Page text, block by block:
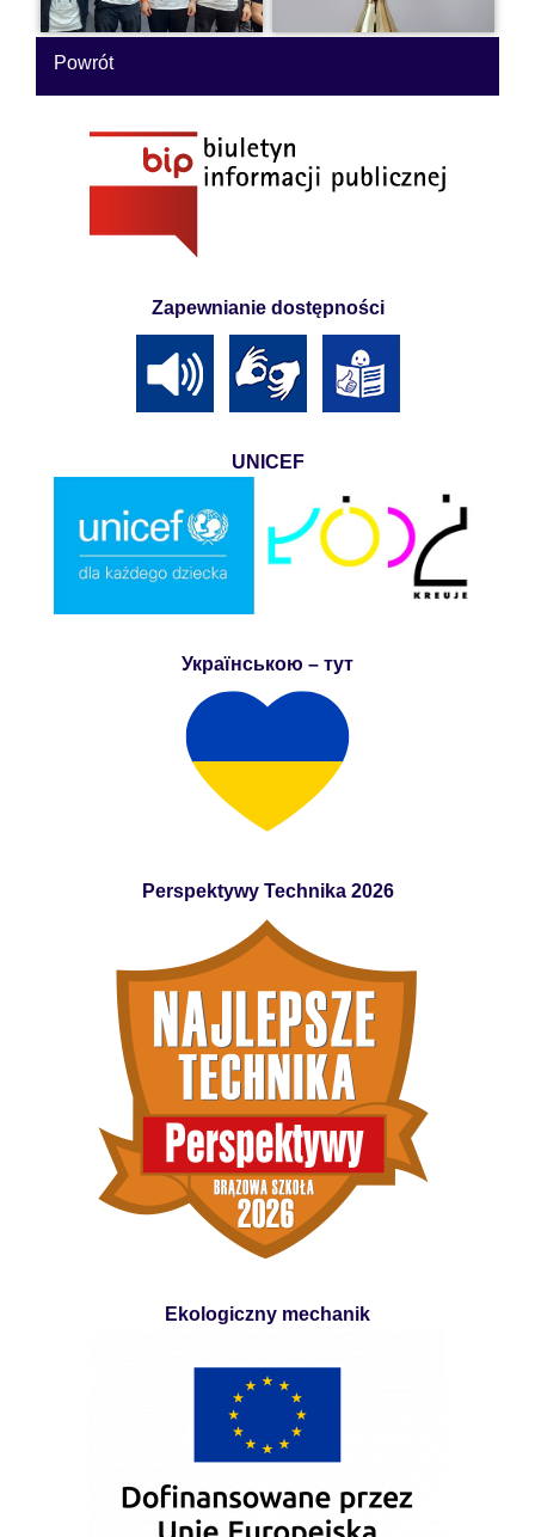
Powrót
Zapewnianie dostępności
UNICEF
Українською – тут
Perspektywy Technika 2026
Ekologiczny mechanik